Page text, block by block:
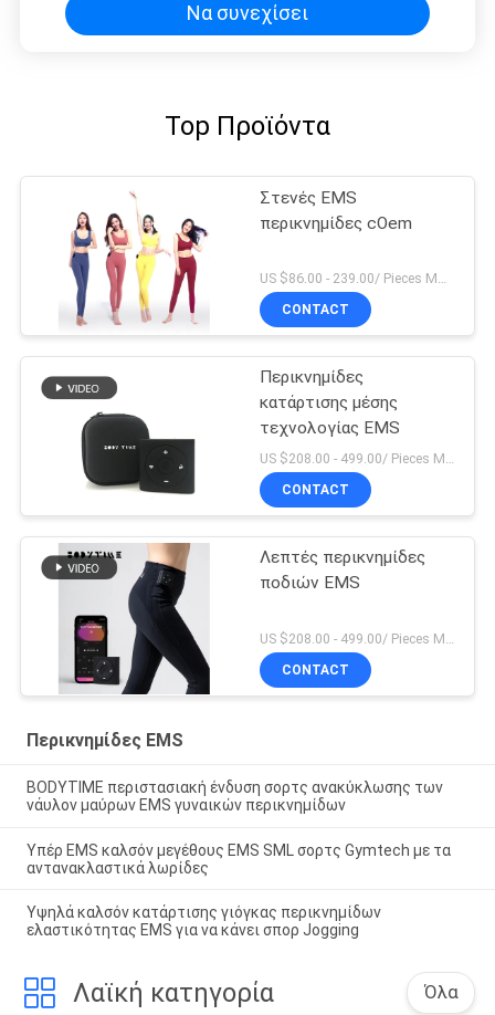
Να συνεχίσει
Top Προϊόντα
Στενές EMS
περικνημίδες cOem
US $86.00 - 239.00/ Pieces MOQ:1pieces
CONTACT
Περικνημίδες
κατάρτισης μέσης
τεχνολογίας EMS
US $208.00 - 499.00/ Pieces MOQ:1pieces
CONTACT
Λεπτές περικνημίδες
ποδιών EMS
CONTACT
Περικνημίδες EMS
BODYTIME περιστασιακή ένδυση σορτς ανακύκλωσης των
νάυλον μαύρων EMS γυναικών περικνημίδων
Υπέρ EMS καλσόν μεγέθους EMS SML σορτς Gymtech με τα
αντανακλαστικά λωρίδες
Υψηλά καλσόν κατάρτισης γιόγκας περικνημίδων
ελαστικότητας EMS για να κάνει σπορ Jogging
Λαϊκή κατηγορία Όλα